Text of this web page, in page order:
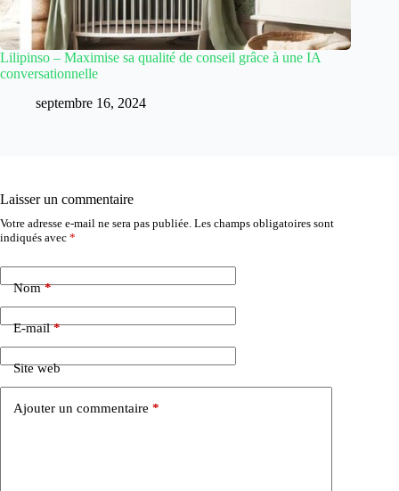
Lilipinso – Maximise sa qualité de conseil grâce à une IA
conversationnelle
septembre 16, 2024
Laisser un commentaire
Votre adresse e-mail ne sera pas publiée. Les champs obligatoires sont
indiqués avec *
Nom*
E-mail*
Site web
Ajouter un commentaire *